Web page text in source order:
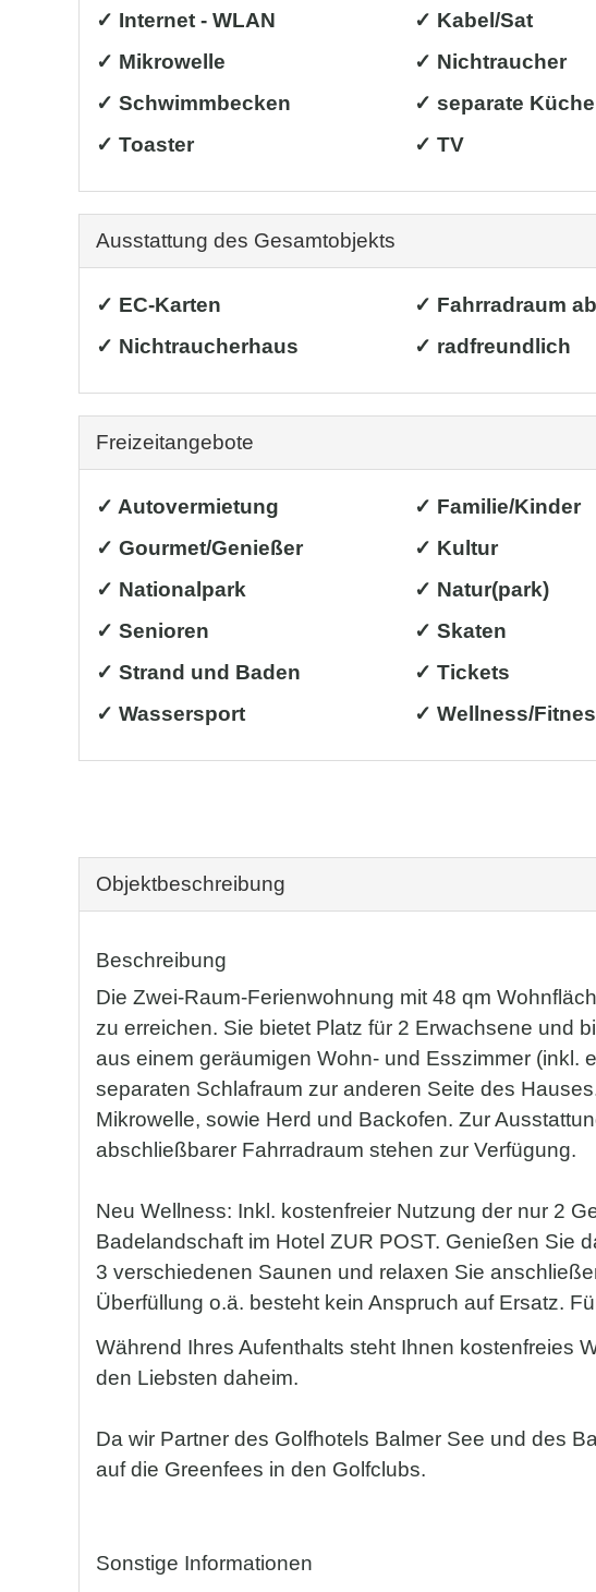
✓ Internet - WLAN
✓ Kabel/Sat
✓ Mikrowelle
✓ Nichtraucher
✓ Schwimmbecken
✓ separate Küche
✓ Toaster
✓ TV
Ausstattung des Gesamtobjekts
✓ EC-Karten ✓ Fahrradraum
✓ Nichtraucherhaus
✓ radfreundlich
Freizeitangebote
✓ Autovermietung ✓ Familie/Kinder
✓ Gourmet/Genießer
✓ Kultur
✓ Nationalpark
✓ Natur(park)
✓ Senioren
✓ Skaten
✓ Strand und Baden
✓ Tickets
✓ Wassersport
✓ Wellness/
Objekt­beschreibung
Beschreibung
Die Zwei-Raum-Ferienwohnung mit 48 qm
zu erreichen. Sie bietet Platz für 2 Erwachsene und
aus einem geräumigen Wohn- und Esszimmer (inkl.
separaten Schlafraum zur anderen Seite des
Mikrowelle, sowie Herd und Backofen. Zur
abschließbarer Fahrradraum stehen zur Verfügung.
Neu Wellness: Inkl. kostenfreier Nutzung der nur 2
Badelandschaft im Hotel ZUR POST. Genießen Sie
3 verschiedenen Saunen und relaxen Sie
Überfüllung o.ä. besteht kein Anspruch auf Ersatz.
Während Ihres Aufenthalts steht Ihnen kostenfreies
den Liebsten daheim.
Da wir Partner des Golfhotels Balmer See und des
auf die Greenfees in den Golfclubs.
Sonstige Informationen